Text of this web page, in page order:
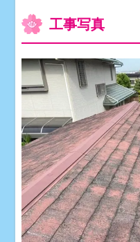
工事写真